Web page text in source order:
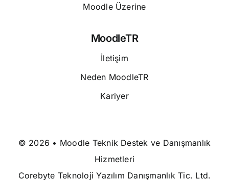
Moodle Üzerine
MoodleTR
İletişim
Neden MoodleTR
Kariyer
© 2026 • Moodle Teknik Destek ve Danışmanlık
Hizmetleri
Corebyte Teknoloji Yazılım Danışmanlık Tic. Ltd.